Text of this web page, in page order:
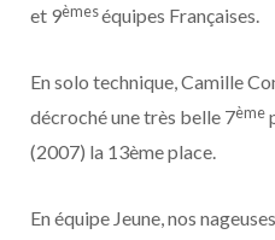
et 9èmeséquipes Françaises.
En solo technique, Camille
décroché une très belle 7ème
(2007) la 13ème place.
En équipe Jeune, nos